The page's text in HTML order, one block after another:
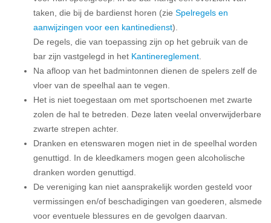
taken, die bij de bardienst horen (zie Spelregels en
aanwijzingen voor een kantinedienst).
De regels, die van toepassing zijn op het gebruik van de
bar zijn vastgelegd in het Kantinereglement
Na afloop van het badmintonnen dienen de spelers zelf de
vloer van de speelhal aan te vegen.
Het is niet toegestaan om met sportschoenen met zwarte
zolen de hal te betreden. Deze laten veelal onverwijderbare
zwarte strepen achter.
Dranken en etenswaren mogen niet in de speelhal worden
genuttigd. In de kleedkamers mogen geen alcoholische
dranken worden genuttigd.
De vereniging kan niet aansprakelijk worden gesteld voor
vermissingen en/of beschadigingen van goederen, alsmede
voor eventuele blessures en de gevolgen daarvan.